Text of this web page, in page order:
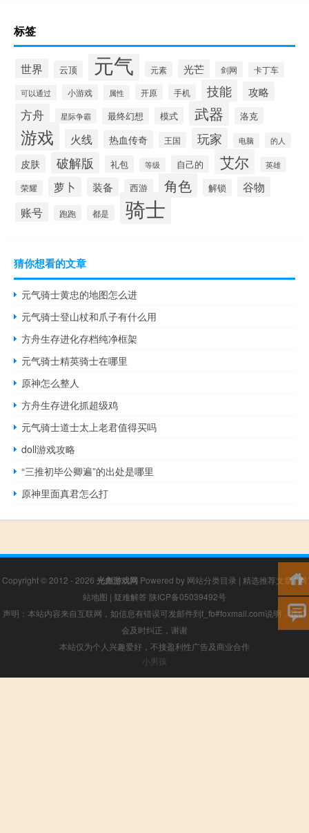
标签
世界 云顶 元气 元素 光芒 剑网 卡丁车
可以通过 小游戏 属性 开原 手机 技能 攻略
方舟 星际争霸 最终幻想 模式 武器 洛克
游戏 火线 热血传奇 王国 玩家 电脑 的人
皮肤 破解版 礼包 等级 自己的 艾尔 英雄
荣耀 萝卜 装备 西游 角色 解锁 谷物
账号 跑跑 都是 骑士
猜你想看的文章
元气骑士黄忠的地图怎么进
元气骑士登山杖和爪子有什么用
方舟生存进化存档纯净框架
元气骑士精英骑士在哪里
原神怎么整人
方舟生存进化抓超级鸡
元气骑士道士太上老君值得买吗
doll游戏攻略
“三推初毕公卿遍”的出处是哪里
原神里面真君怎么打
Copyright © 2012 - 2026 光彪游戏网 Powered by 网站分类目录 | 精选推荐文章|网
站地图 | 疑难解答 陕ICP备05039492号
声明：本站内容来自互联网，如信息有错误可发邮件到f_fb#foxmail.com说明，我们
会及时纠正，谢谢
本站仅为个人兴趣爱好，不接盈利性广告及商业合作
小男孩